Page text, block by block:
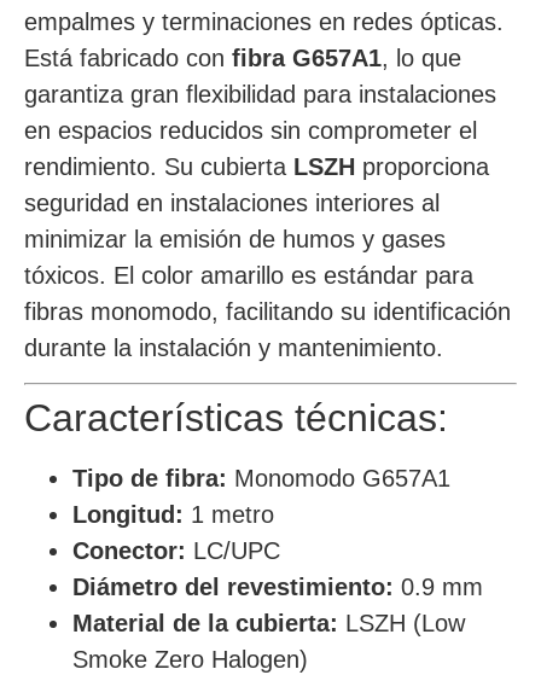
empalmes y terminaciones en redes ópticas.
Está fabricado con fibra G657A1, lo que
garantiza gran flexibilidad para instalaciones
en espacios reducidos sin comprometer el
rendimiento. Su cubierta LSZH proporciona
seguridad en instalaciones interiores al
minimizar la emisión de humos y gases
tóxicos. El color amarillo es estándar para
fibras monomodo, facilitando su identificación
durante la instalación y mantenimiento.
Características técnicas:
Tipo de fibra: Monomodo G657A1
Longitud: 1 metro
Conector: LC/UPC
Diámetro del revestimiento: 0.9 mm
Material de la cubierta: LSZH (Low
Smoke Zero Halogen)